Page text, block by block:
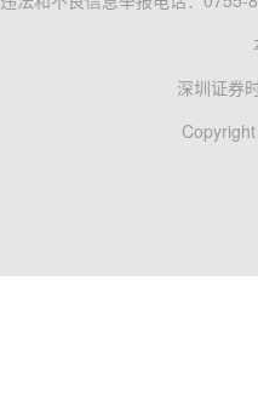
深圳证券